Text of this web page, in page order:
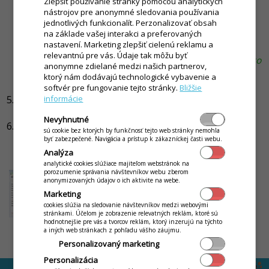
ako nadefinujete stravníkovi nové heslo, odporúčame
Vám pôvodné vymazať. Heslo môžte zmeniť priamo na
heslo stravníka, ak ho viete, prípadne na náhodné.
Odporúčame, aby heslo malo min. 10 znakov, veľké
písmená, malé písmená a čísla. Stravník si následne toto
heslo môže priamo na webovom portále opätovne
zmeniť.)
Zmenu hesla stravníka potvrdíte kliknutím na tlačidlo
Zmenené heslo môžte znovu stravníkovi vytlačiť
kliknutím na tlačidloÚkony -> Rozšírené -> Tlač
prístupu pre stravníka na webovú jedáleň
by
nástrojov pre anonymné sledovania používania
jednotlivých funkcionalít. Perzonalizovať obsah
na základe vašej interakci a preferovaných
nastavení. Marketing zlepšiť cielenú reklamu a
relevantnú pre vás. Údaje tak môžu byť
anonymne zdielané medzi našich partnerov,
ktorý nám dodávajú technologické vybavenie a
softvér pre fungovanie tejto stránky.Bližšie
informácie
Nevyhnutné
sú cookie bez ktorých by funkčnosť tejto web stránky nemohla
byť zabezpečené. Navigácia a prístup k zákazníckej časti webu.
Analýza
analytické cookies slúžiace majiteľom webstránok na
porozumenie správania návštevníkov webu zberom
anonymizovaných údajov o ich aktivite na webe.
Marketing
cookies slúžia na sledovanie návštevníkov medzi webovými
stránkami. Účelom je zobrazenie relevatných reklám, ktoré sú
hodnotnejšie pre vás a tvorcov reklám, ktorý inzerujú na týchto
a iných web stránkach z pohľadu vášho záujmu.
Personalizovaný marketing
Personalizácia